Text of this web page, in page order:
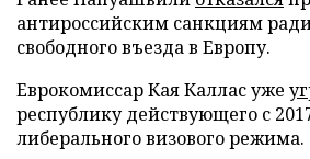
антироссийским санкциям
свободного въезда в Европу.
Еврокомиссар Кая Каллас уже
республику действующего с
либерального визового режима.